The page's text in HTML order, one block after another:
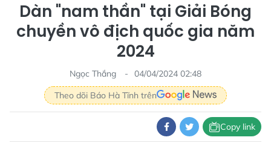
Dàn "nam thần" tại Giải Bóng
chuyền vô địch quốc gia năm
2024
Ngọc Thắng
04/04/2024 02:48
Theo dõi Báo Hà Tĩnh trên
Copy link